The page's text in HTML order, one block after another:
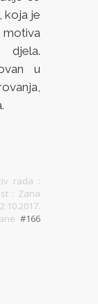
koja je
motiva
djela.
u
rada :
: Zana
#166